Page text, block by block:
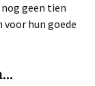
geen tien
voor hun goede